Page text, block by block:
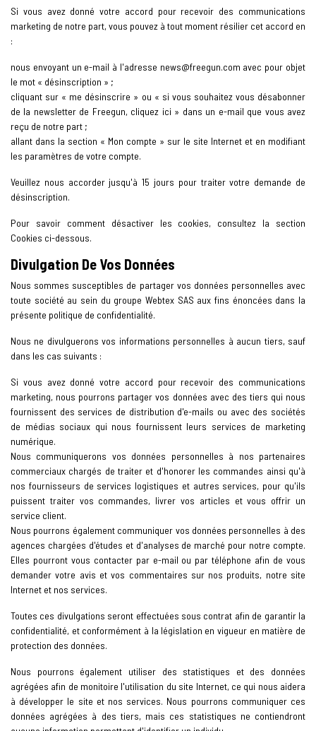
Si vous avez donné votre accord pour recevoir des communications
marketing de notre part, vous pouvez à tout moment résilier cet accord en
:
nous envoyant un e-mail à l'adresse news@freegun.com avec pour objet
le mot « désinscription » ;
cliquant sur « me désinscrire » ou « si vous souhaitez vous désabonner
de la newsletter de Freegun, cliquez ici » dans un e-mail que vous avez
reçu de notre part ;
allant dans la section « Mon compte » sur le site Internet et en modifiant
les paramètres de votre compte.
Veuillez nous accorder jusqu'à 15 jours pour traiter votre demande de
désinscription.
Pour savoir comment désactiver les cookies, consultez la section
Cookies ci-dessous.
Divulgation De Vos Données
Nous sommes susceptibles de partager vos données personnelles avec
toute société au sein du groupe Webtex SAS aux fins énoncées dans la
présente politique de confidentialité.
Nous ne divulguerons vos informations personnelles à aucun tiers, sauf
dans les cas suivants :
Si vous avez donné votre accord pour recevoir des communications
marketing, nous pourrons partager vos données avec des tiers qui nous
fournissent des services de distribution d'e-mails ou avec des sociétés
de médias sociaux qui nous fournissent leurs services de marketing
numérique.
Nous communiquerons vos données personnelles à nos partenaires
commerciaux chargés de traiter et d'honorer les commandes ainsi qu'à
nos fournisseurs de services logistiques et autres services, pour qu'ils
puissent traiter vos commandes, livrer vos articles et vous offrir un
service client.
Nous pourrons également communiquer vos données personnelles à des
agences chargées d'études et d'analyses de marché pour notre compte.
Elles pourront vous contacter par e-mail ou par téléphone afin de vous
demander votre avis et vos commentaires sur nos produits, notre site
Internet et nos services.
Toutes ces divulgations seront effectuées sous contrat afin de garantir la
confidentialité, et conformément à la législation en vigueur en matière de
protection des données.
Nous pourrons également utiliser des statistiques et des données
agrégées afin de monitoire l'utilisation du site Internet, ce qui nous aidera
à développer le site et nos services. Nous pourrons communiquer ces
données agrégées à des tiers, mais ces statistiques ne contiendront